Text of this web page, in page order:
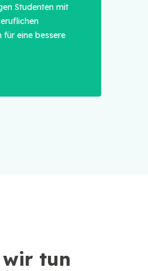
Studenten mit
für eine bessere
wir tun